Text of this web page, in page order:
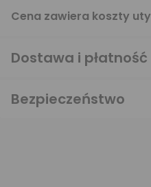
Cena zawiera koszty
Dostawa i płatność
Bezpieczeństwo